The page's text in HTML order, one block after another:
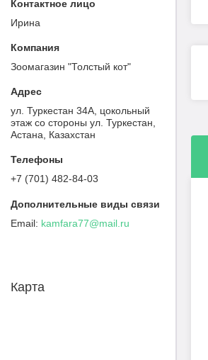
Ирина
Зоомагазин "Толстый кот"
ул. Туркестан 34А, цокольный
этаж со стороны ул. Туркестан,
Астана, Казахстан
+7 (701) 482-84-03
kamfara77@mail.ru
Карта